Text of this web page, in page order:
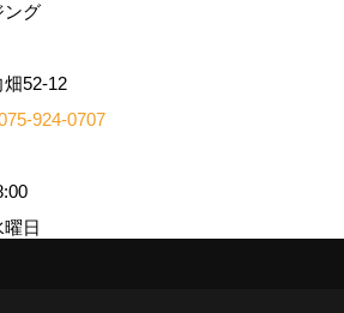
ング
畑52-12
924-0707
日